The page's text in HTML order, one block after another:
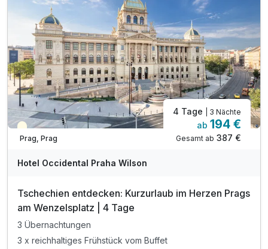
inkl. WLAN Nutzung im Hotel
*nach Verfügbarkeit möglich
Teilweise ausgelastet
Prag, Prag
4 Tage | 3 Nächte
ab 194 €
Gesamt ab 387 €
Hotel Occidental Praha Wilson
Tschechien entdecken: Kurzurlaub im Herzen Prags
am Wenzelsplatz | 4 Tage
3 Übernachtungen
3 x reichhaltiges Frühstück vom Buffet